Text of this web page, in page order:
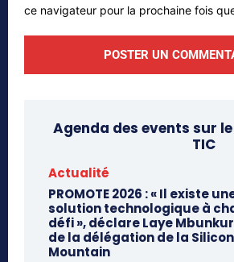
ce navigateur pour la prochaine fois
Agenda des events sur
TIC
Actualité
PROMOTE 2026 : « Il existe
solution technologique à
défi », déclare Laye
de la délégation de la Silicon
Mountain